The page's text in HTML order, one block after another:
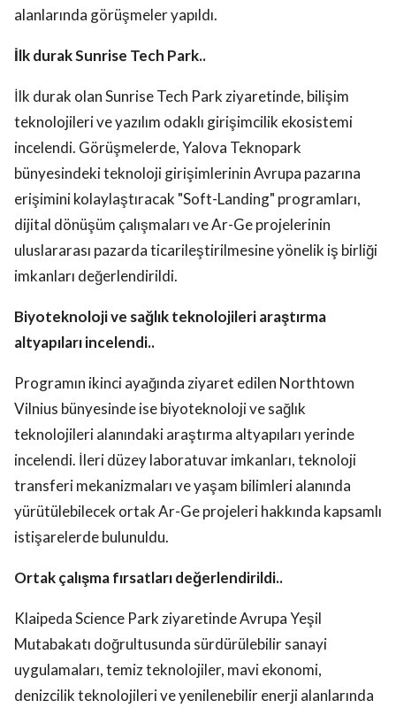
alanlarında görüşmeler yapıldı.
İlk durak Sunrise Tech Park..
İlk durak olan Sunrise Tech Park ziyaretinde, bilişim
teknolojileri ve yazılım odaklı girişimcilik ekosistemi
incelendi. Görüşmelerde, Yalova Teknopark
bünyesindeki teknoloji girişimlerinin Avrupa pazarına
erişimini kolaylaştıracak "Soft-Landing" programları,
dijital dönüşüm çalışmaları ve Ar-Ge projelerinin
uluslararası pazarda ticarileştirilmesine yönelik iş birliği
imkanları değerlendirildi.
Biyoteknoloji ve sağlık teknolojileri araştırma
altyapıları incelendi..
Programın ikinci ayağında ziyaret edilen Northtown
Vilnius bünyesinde ise biyoteknoloji ve sağlık
teknolojileri alanındaki araştırma altyapıları yerinde
incelendi. İleri düzey laboratuvar imkanları, teknoloji
transferi mekanizmaları ve yaşam bilimleri alanında
yürütülebilecek ortak Ar-Ge projeleri hakkında kapsamlı
istişarelerde bulunuldu.
Ortak çalışma fırsatları değerlendirildi..
Klaipeda Science Park ziyaretinde Avrupa Yeşil
Mutabakatı doğrultusunda sürdürülebilir sanayi
uygulamaları, temiz teknolojiler, mavi ekonomi,
denizcilik teknolojileri ve yenilenebilir enerji alanlarında